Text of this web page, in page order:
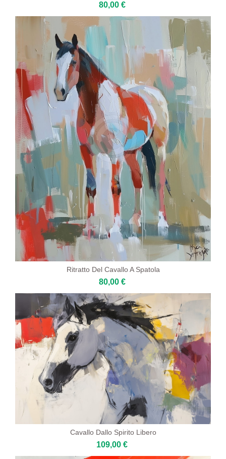
80,00 €
Ritratto Del Cavallo A Spatola
80,00 €
Cavallo Dallo Spirito Libero
109,00 €